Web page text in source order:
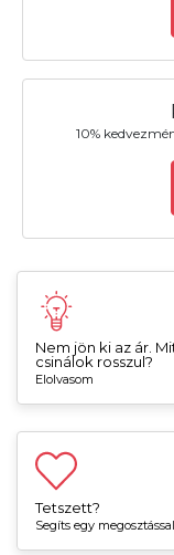
10%
Nem jön ki az ár.
csinálok rosszul?
Elolvasom
Tetszett?
Segíts egy